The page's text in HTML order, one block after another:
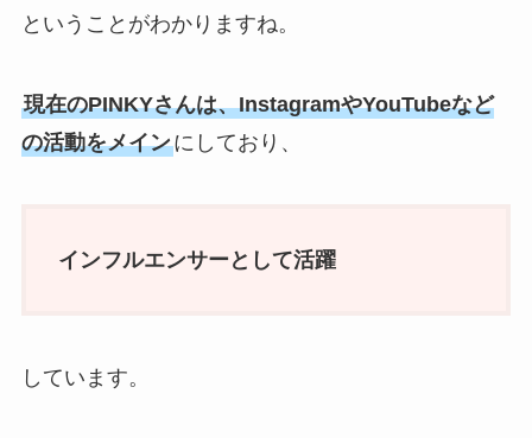
ということがわかりますね。
現在のPINKYさんは、InstagramやYouTubeなど
の活動をメインにしており、
インフルエンサーとして活躍
しています。